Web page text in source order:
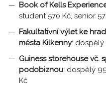
Book of Kells
student 570 Kč, senior
Fakultativní výlet ke
města Kilkenny: dospělý
Guiness storehouse vč.
podobiznou: dospělý
Kč